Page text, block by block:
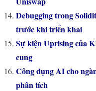
Debugging trong
trước khi triển khai
Sự kiện Uprising của
cung
Công dụng AI cho
phân tích